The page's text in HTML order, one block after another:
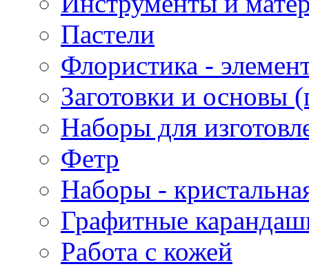
Пастели
Флористика -
Заготовки и основы
Наборы для
Фетр
Наборы -
Графитные
Работа с кожей